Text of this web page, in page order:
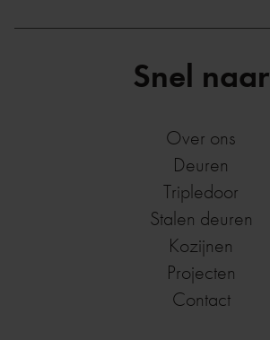
Snel naar
Over ons
Deuren
Tripledoor
Stalen deuren
Kozijnen
Projecten
Contact